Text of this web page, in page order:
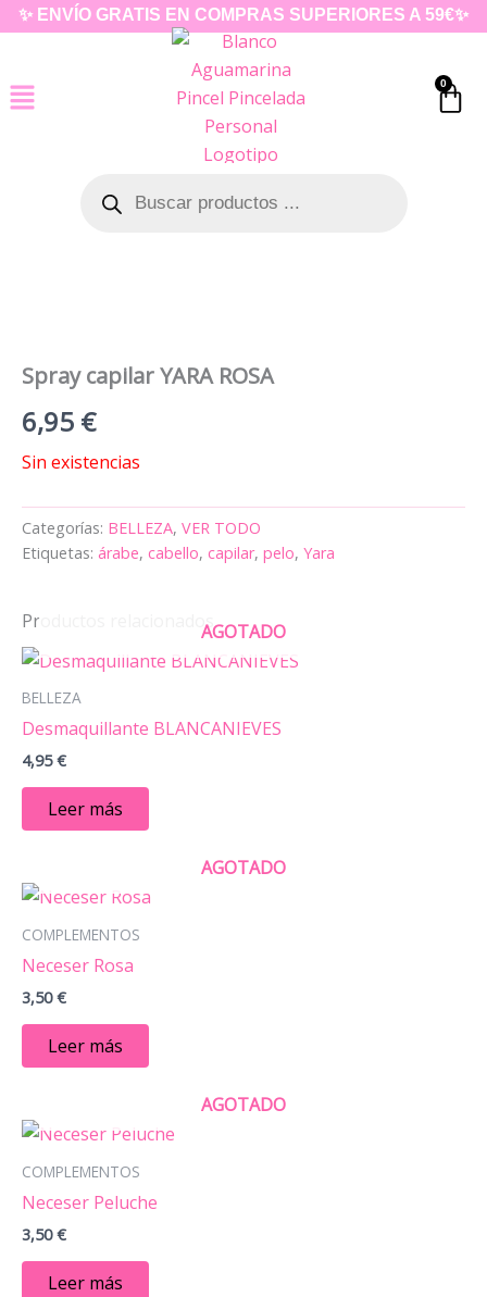
✨ ENVÍO GRATIS EN COMPRAS SUPERIORES A 59€✨
0
productos
Spray capilar YARA ROSA
6,95 €
Sin existencias
Categorías: BELLEZA, VER TODO
Etiquetas: árabe, cabello, capilar, pelo, Yara
Productos relacionadosAGOTADO
BELLEZA
Desmaquillante BLANCANIEVES
4,95€
Leer más
AGOTADO
COMPLEMENTOS
Neceser Rosa
3,50€
Leer más
AGOTADO
COMPLEMENTOS
Neceser Peluche
3,50€
Leer más